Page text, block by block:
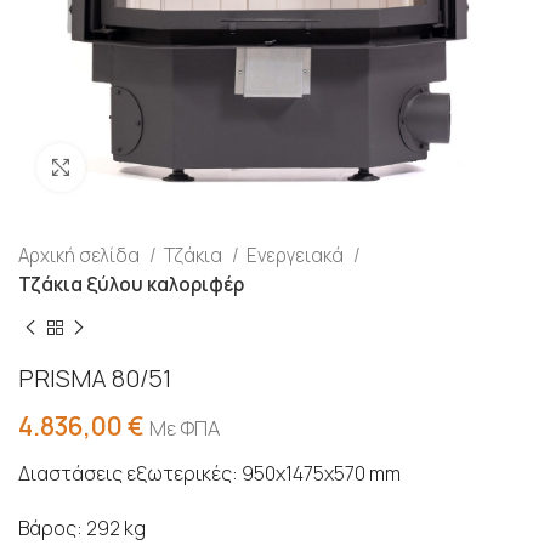
Προβολή
Αρχική σελίδα Τζάκια
Ενεργειακά
Τζάκια ξύλου καλοριφέρ
PRISMA 80/51
4.836,00€ Με ΦΠΑ
Διαστάσεις εξωτερικές: 950x1475x570 mm
Βάρος: 292 kg